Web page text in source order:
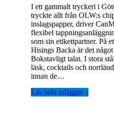
I ett gammalt tryckeri i
tryckte allt från OLW:s
inslagspapper, driver
flexibel
som sin etikettpartner. På
Hisings Backa är det
Bokstavligt talat. I stora
läsk, cocktails och
innan de…
Läs hela inlägget